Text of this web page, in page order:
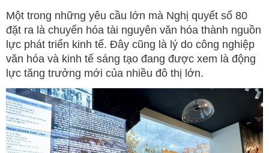
Một trong những yêu cầu lớn mà Nghị quyết số 80
đặt ra là chuyển hóa tài nguyên văn hóa thành nguồn
lực phát triển kinh tế. Đây cũng là lý do công nghiệp
văn hóa và kinh tế sáng tạo đang được xem là động
lực tăng trưởng mới của nhiều đô thị lớn.